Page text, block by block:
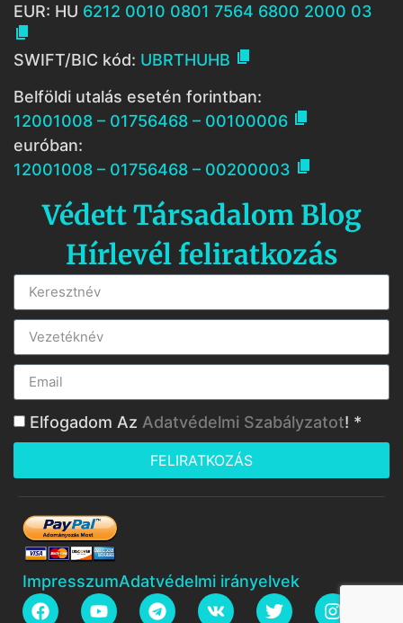
EUR: HU 6212 0010 0801 7564 6800 2000 03

SWIFT/BIC kód: UBRTHUHB 
Belföldi utalás esetén forintban:
12001008 – 01756468 – 00100006 
euróban:
12001008 – 01756468 – 00200003 
Védett Társadalom Blog
Hírlevél feliratkozás
Elfogadom Az Adatvédelmi Szabályzatot! *
FELIRATKOZÁS
ImpresszumAdatvédelmi irányelvek